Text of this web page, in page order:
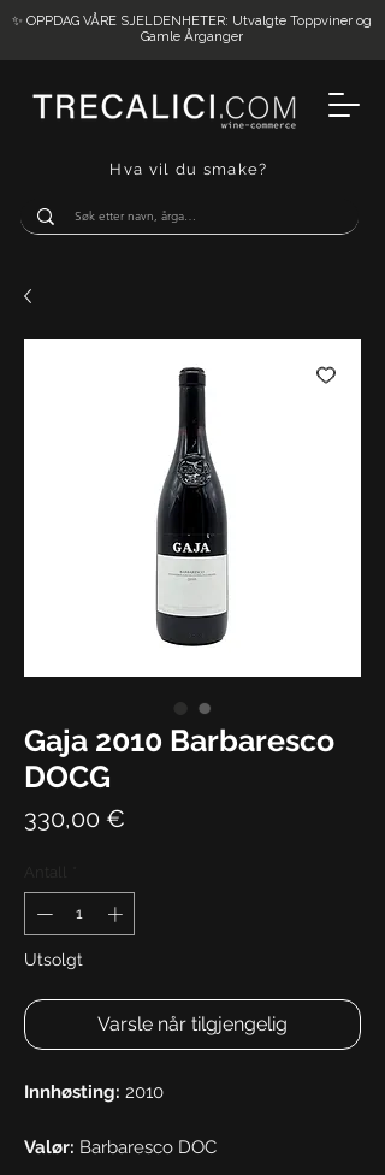
Hva vil du smake?
✨ OPPDAG VÅRE SJELDENHETER: Utvalgte Toppviner og
Gamle Årganger
Gaja 2010 Barbaresco
DOCG
330,00 €
Utsolgt
Varsle når tilgjengelig
Innhøsting: 2010
Valør: Barbaresco DOC